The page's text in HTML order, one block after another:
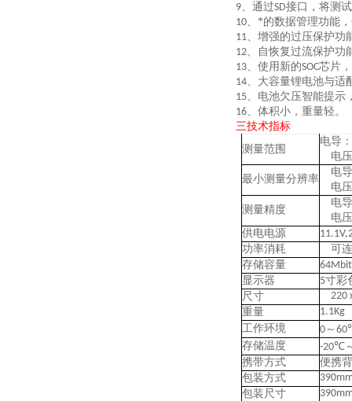
9、 通过SD接口，将测
10、 *的数据管理功能
11、 增强的过压保护功
12、
自恢复过流保护功
13、 使用新的SOC芯片
14、 大容量锂电池与适
15、 电池欠压智能提示
16、 体积小，重量轻。
三技术指标
测量范围
电导
电
最小测量分辨率
电
电
测量精度
电
电
供电电源
功率消耗
可
存储容量
64Mbit
显示器
5寸彩
尺寸
220
重量
1.1Kg
工作环境
0 ～
存储温度
-20℃
携带方式
便携
包装方式
包装尺寸